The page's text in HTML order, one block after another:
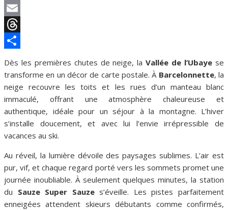
Facebook
Email
Threads
Dès les premières chutes de neige, laVallée de l’Ubaye se
transforme en un décor de carte postale. À Barcelonnette, la
neige recouvre les toits et les rues d’un manteau blanc
immaculé, offrant une atmosphère chaleureuse et
authentique, idéale pour un séjour à la montagne. L’hiver
s’installe doucement, et avec lui l’envie irrépressible de
vacances au ski.
Au réveil, la lumière dévoile des paysages sublimes. L’air est
pur, vif, et chaque regard porté vers les sommets promet une
journée inoubliable. À seulement quelques minutes, la station
du Sauze Super Sauzes’éveille. Les pistes parfaitement
enneigées attendent skieurs débutants comme confirmés,